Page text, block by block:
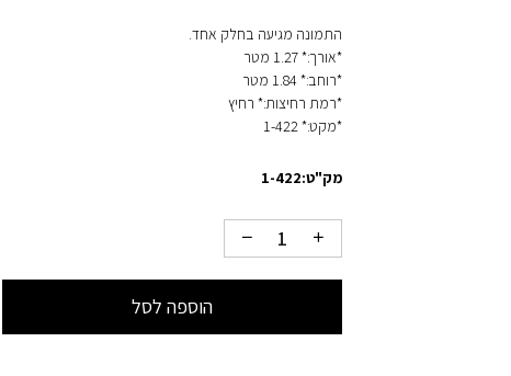
התמונה מגיעה בחלק אחד.
*אורך:* 1.27 מטר
*רוחב:* 1.84 מטר
*רמת רחיצות:* רחיץ
*מקט:* 1-422
מק"ט:1-422
הוספה לסל